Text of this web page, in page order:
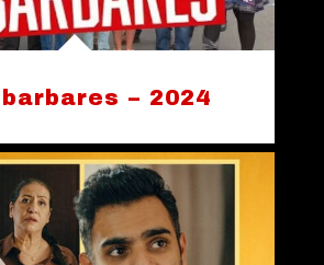
– 2024